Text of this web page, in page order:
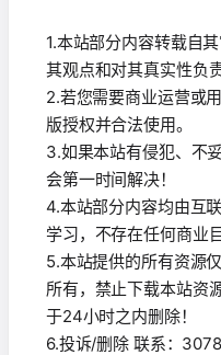
1.本站部分内容转载自
其观点和对其真实性负责
2.若您需要商业运营或
版授权并合法使用。
3.如果本站有侵犯、不
会第一时间解决！
4.本站部分内容均由互
学习，不存在任何商业
5.本站提供的所有资源
所有，禁止下载本站资
于24小时之内删除！
6.投诉/删除 联系：